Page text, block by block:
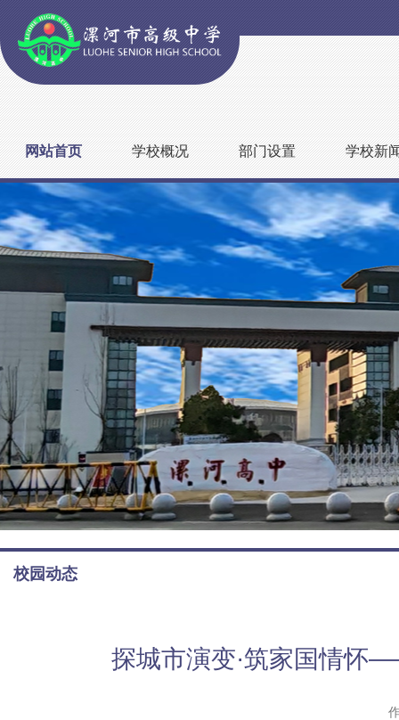
网站首页 学校概况 部门设置 学校新
校园动态
探城市演变·筑家国情怀